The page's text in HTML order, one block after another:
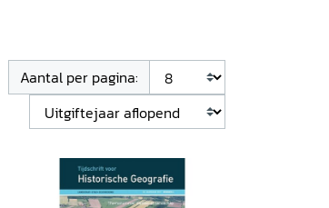
Aantal per pagina: